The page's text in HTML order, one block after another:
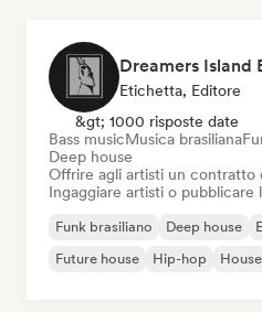
Dreamers Island
Etichetta, Editore
&gt; 1000 risposte date
Bass musicMusica brasiliana
Deep house
Offrire agli artisti un contratto
Ingaggiare artisti o pubblicare
Funk brasiliano Deep house
Future house
Hip-hop